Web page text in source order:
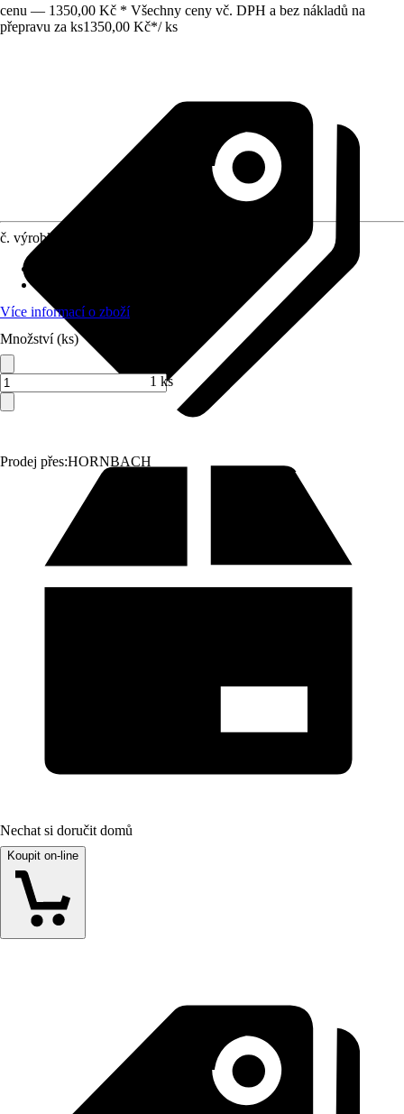
cenu — 1350,00 Kč * Všechny ceny vč. DPH a bez nákladů na
přepravu za ks1350,00 Kč*/ ks
Prodej přes:HORNBACH
č. výrobku
Více informací o zboží
Množství (ks)
1 ks
Nechat si doručit domů
Koupit on-line